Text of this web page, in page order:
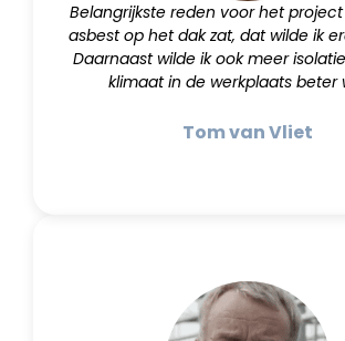
Belangrijkste reden voor het
asbest op het dak zat, dat wilde ik
Daarnaast wilde ik ook meer
klimaat in de werkplaats beter
Tom van Vliet